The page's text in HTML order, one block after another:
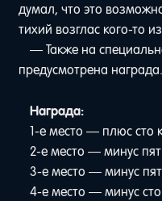
думал, что это
тихий возглас кого-то
— Также на
предусмотрена награда.
Награда:
1-е место — плюс сто
2-е место — минус
3-е место — минус
4-е место — минус